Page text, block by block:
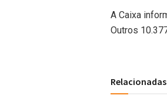
A Caixa
Outros
Relacionadas